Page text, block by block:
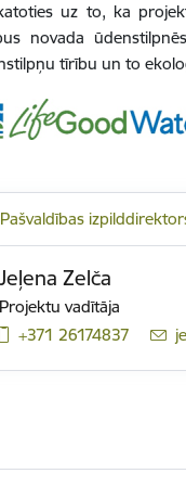
uz to, ka
novada
tīrību un to
Pašvaldības
Jeļena Zelča
Projektu vadītāja
+371 26174837